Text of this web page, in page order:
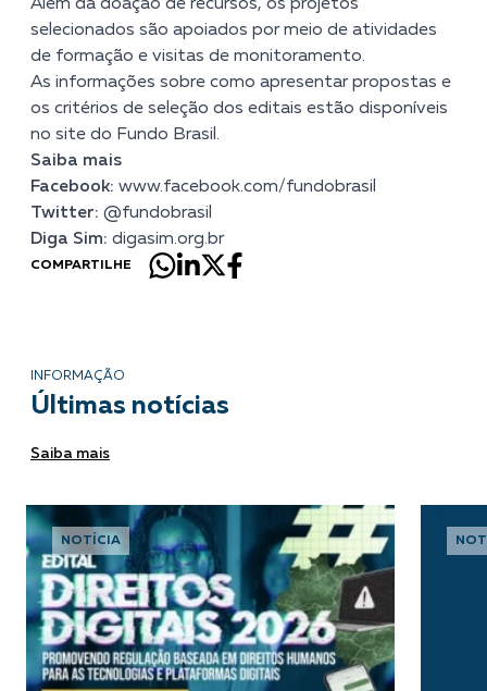
Além da doação de recursos, os projetos
selecionados são apoiados por meio de atividades
de formação e visitas de monitoramento.
As informações sobre como apresentar propostas e
os critérios de seleção dos editais estão disponíveis
no site do Fundo Brasil.
Saiba mais
Facebook: www.facebook.com/fundobrasil
Twitter: @fundobrasil
Diga Sim: digasim.org.br
COMPARTILHE
INFORMAÇÃO
Últimas notícias
Saiba mais
NOTÍCIA